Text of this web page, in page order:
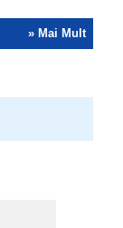
» Mai Mult